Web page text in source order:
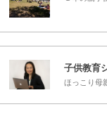
子供教育
ほっこり母